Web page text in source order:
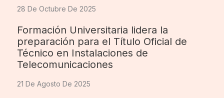
28 De Octubre De 2025
Formación Universitaria lidera la
preparación para el Título Oficial de
Técnico en Instalaciones de
Telecomunicaciones
21 De Agosto De 2025